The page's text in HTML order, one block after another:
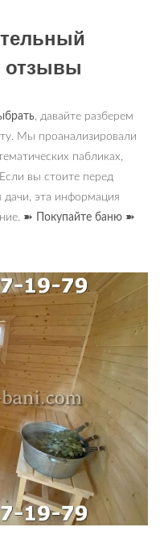
отзывы
, давайте разберем
Мы проанализировали
пабликах,
вы стоите перед
эта информация
➽ Покупайте баню ➽